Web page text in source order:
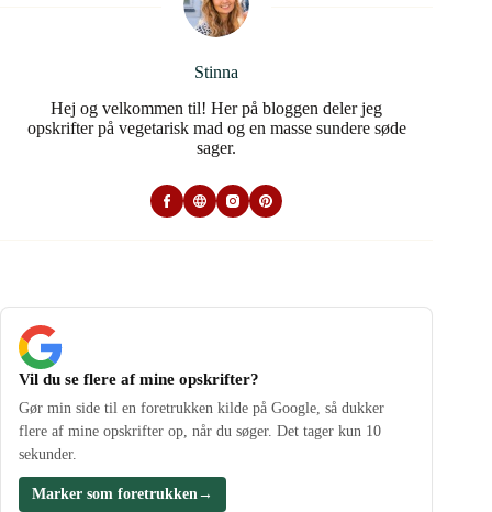
Stinna
Hej og velkommen til! Her på bloggen deler jeg
opskrifter på vegetarisk mad og en masse sundere søde
sager.
Vil du se flere af mine opskrifter?
Gør min side til en foretrukken kilde på Google, så dukker
flere af mine opskrifter op, når du søger. Det tager kun 10
sekunder.
Marker som foretrukken →